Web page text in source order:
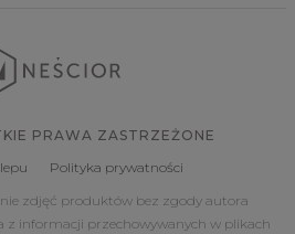
PRAWA ZASTRZEŻONE
Polityka prywatności
zdjęć produktów bez zgody autora
z informacji przechowywanych w plikach